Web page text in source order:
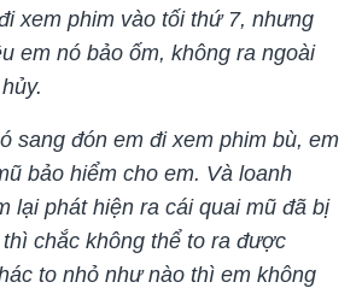
xem phim vào tối thứ 7, nhưng
em nó bảo ốm, không ra ngoài
sang đón em đi xem phim bù, em
bảo hiểm cho em. Và loanh
lại phát hiện ra cái quai mũ đã bị
chắc không thể to ra được
to nhỏ như nào thì em không